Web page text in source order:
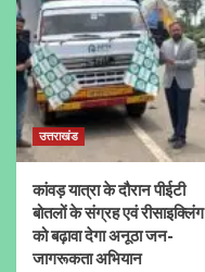
उत्तराखंड
कांवड़ यात्रा के दौरान पीईटी
बोतलों के संग्रह एवं रीसाइक्लिंग
को बढ़ावा देगा अनूठा जन-
जागरूकता अभियान